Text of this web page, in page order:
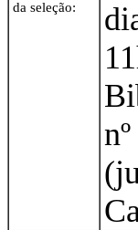
da seleção: